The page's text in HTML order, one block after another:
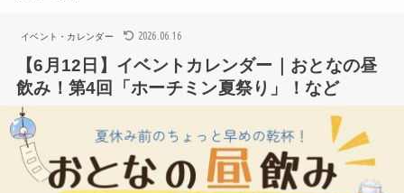
イベント・カレンダー 2026.06.16
【6月12日】イベントカレンダー｜おとなの昼
飲み！第4回「ホーチミン夏祭り」！など